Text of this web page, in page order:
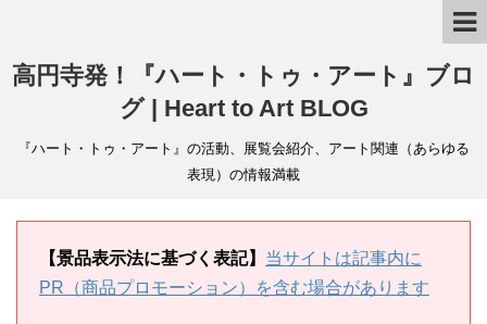
高円寺発！『ハート・トゥ・アート』ブロ
グ | Heart to Art BLOG
『ハート・トゥ・アート』の活動、展覧会紹介、アート関連（あらゆる
表現）の情報満載
【景品表示法に基づく表記】 当サイトは記事内に
PR（商品プロモーション）を含む場合があります